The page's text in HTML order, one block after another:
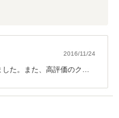
2016/11/24
た。また、高評価のクチ